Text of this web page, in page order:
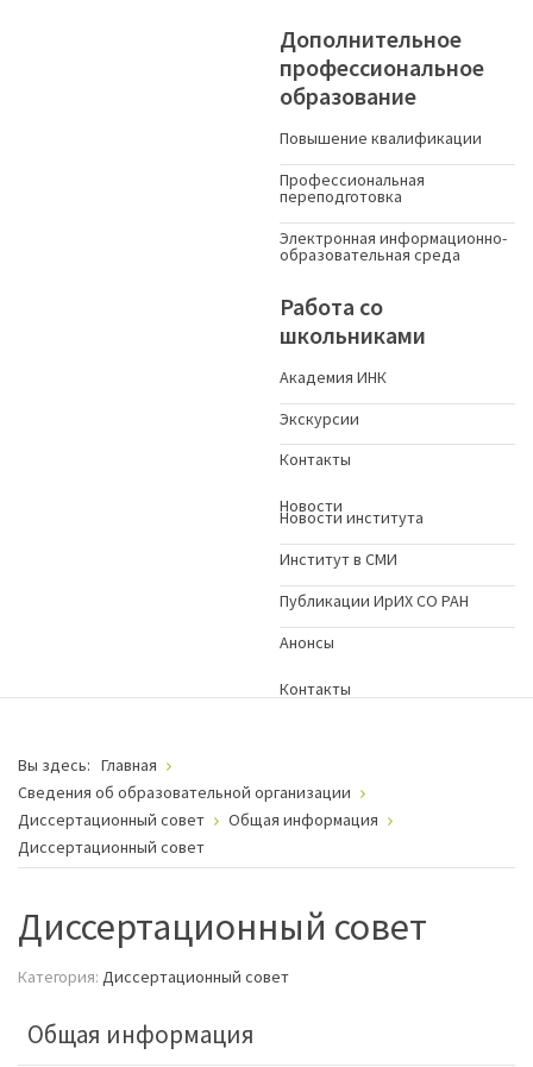
Дополнительное
профессиональное
образование
Повышение квалификации
Профессиональная
переподготовка
Электронная информационно-
образовательная среда
Работа со
школьниками
Академия ИНК
Экскурсии
Контакты
Новости
Новости института
Институт в СМИ
Публикации ИрИХ СО РАН
Анонсы
Контакты
Вы здесь: Главная
Сведения об образовательной организации
Диссертационный совет
Общая информация
Диссертационный совет
Диссертационный совет
Категория: Диссертационный совет
Общая информация